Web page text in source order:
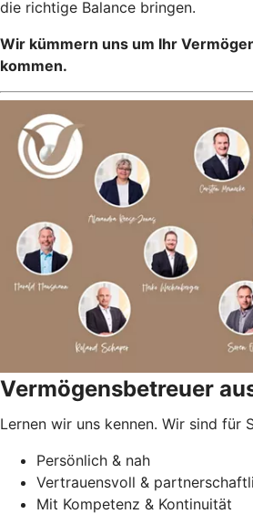
die richtige Balance bringen.
Wir kümmern uns um Ihr
kommen.
Vermögensbetreuer
Lernen wir uns kennen. Wir sind für
Persönlich & nah
Vertrauensvoll &
Mit Kompetenz & Kontinuität